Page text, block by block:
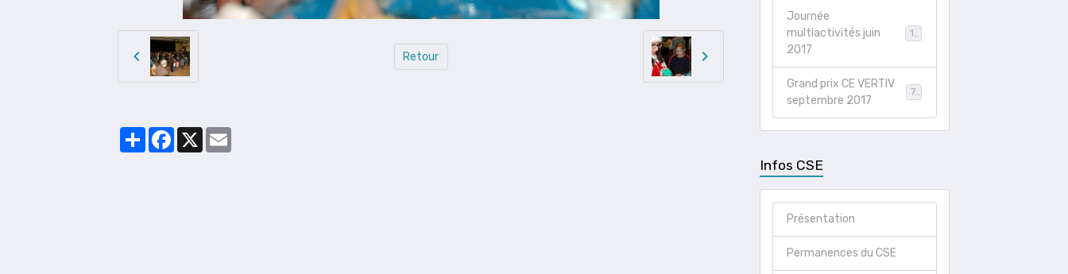
Retour
PartagerFacebook
X
Journée
multiactivités juin
2017
Grand prix CE VERTIV
septembre 2017
78
Infos CSE
Présentation
Permanences du CSE